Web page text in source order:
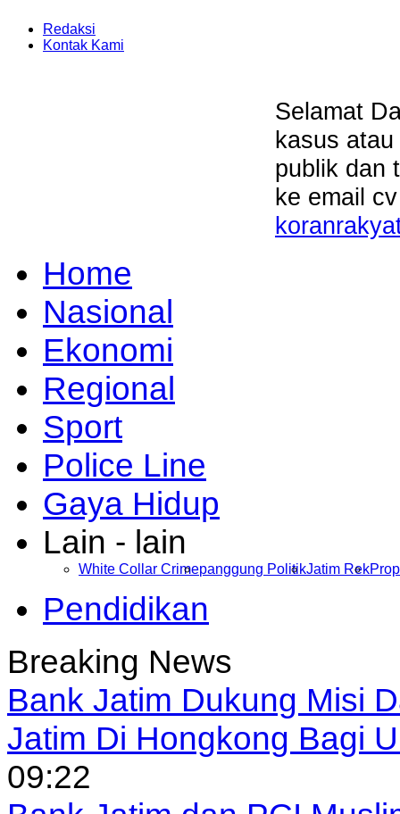
Redaksi
Kontak Kami
Selamat
kasus
publik dan
ke email
Home
Nasional
Ekonomi
Regional
Sport
Police Line
Gaya Hidup
Lain - lain
White Collar Crimepanggung PolitikJatim Rek
Pendidikan
Breaking News
Bank Jatim Dukung Misi
Jatim Di Hongkong Bagi
09:22